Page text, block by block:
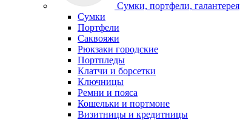
Сумки, портфели, галантерея
Сумки
Портфели
Саквояжи
Рюкзаки городские
Портпледы
Клатчи и борсетки
Ключницы
Ремни и пояса
Кошельки и портмоне
Визитницы и кредитницы